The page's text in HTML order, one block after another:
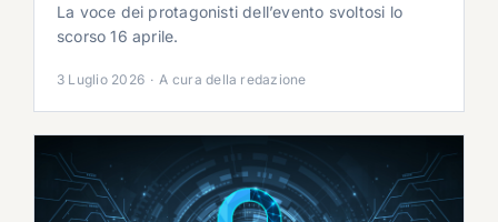
La voce dei protagonisti dell’evento svoltosi lo
scorso 16 aprile.
3 Luglio 2026 · A cura della redazione